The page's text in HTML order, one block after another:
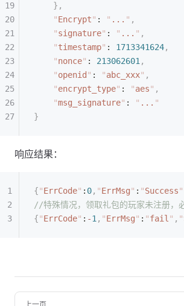
    },
    "
Encrypt" : " ... " ,
    "
signature" : " ... " ,
    "
timestamp" : 1713341624,
    "
nonce" : 213062601 ,
    "
openid " : "abc_xxx" ,
    "
encrypt_type" : "aes" ,
    "
msg_signature" : " ... "
}
响应结果：
{"ErrCode" : 0, "ErrMsg" : "Success"
//特殊情况，领取礼包的玩家未注册，
{"ErrCode" : -1 , "ErrMsg" : "fail " , "